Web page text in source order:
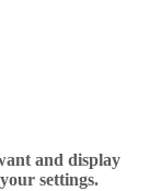
and display
settings.